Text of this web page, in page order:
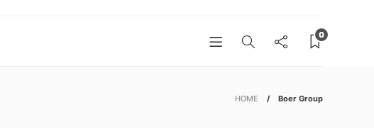
0
HOME Boer Group